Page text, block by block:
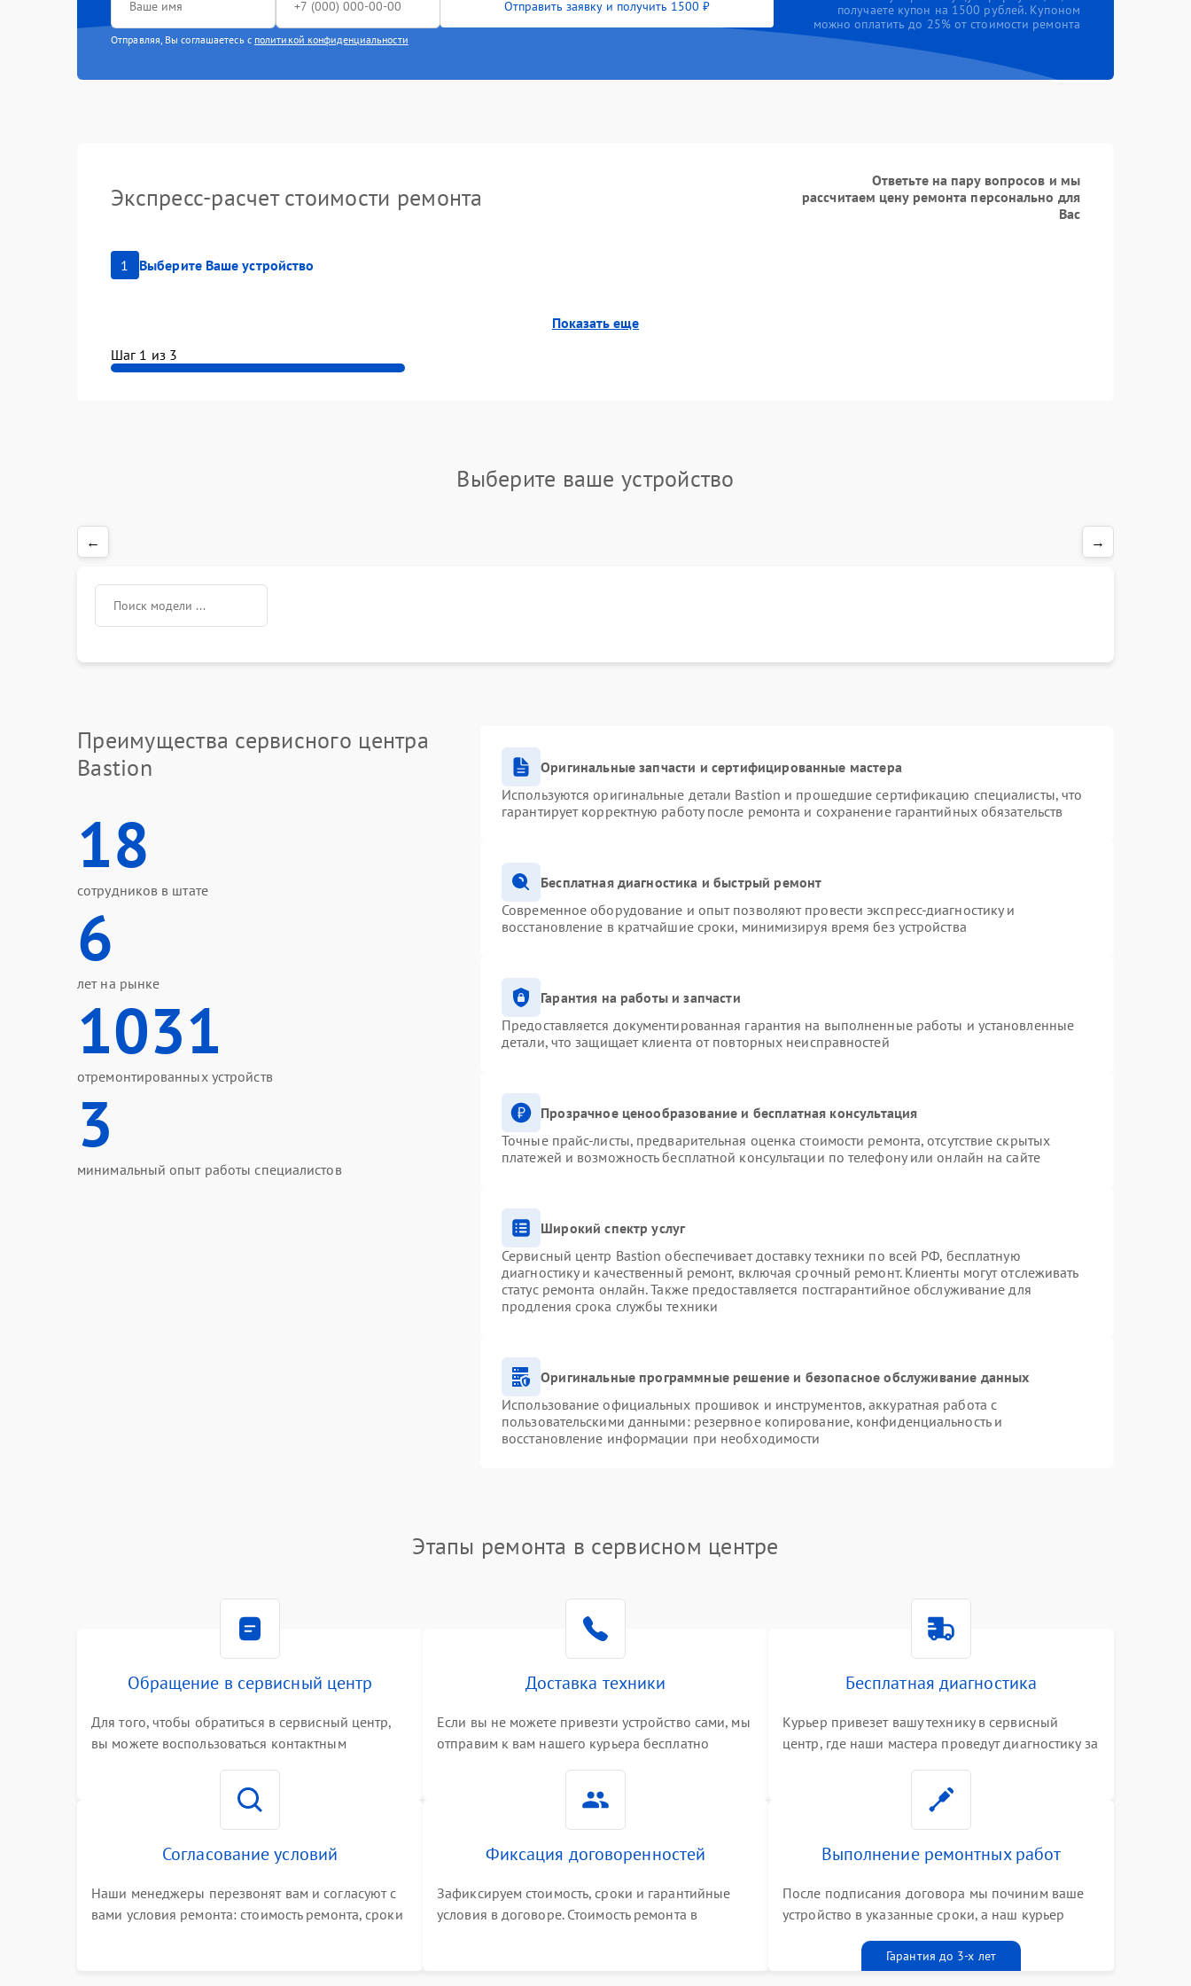
Отправить заявку и получить 1500 ₽
Отправляя, Вы соглашаетесь с политикой конфиденциальности
получаете купон на 1500 рублей. Купоном
можно оплатить до 25% от стоимости ремонта
Экспресс-расчет стоимости ремонта
Ответьте на пару вопросов и мы
рассчитаем цену ремонта персонально для
Вас
1 Выберите Ваше устройство
Показать еще
Шаг 1 из 3
Выберите ваше устройство
← →
Преимущества сервисного центра
Bastion
18
сотрудников в штате
6
лет на рынке
1031
отремонтированных устройств
3
минимальный опыт работы специалистов
Оригинальные запчасти и сертифицированные мастера
Используются оригинальные детали Bastion и прошедшие сертификацию специалисты, что
гарантирует корректную работу после ремонта и сохранение гарантийных обязательств
Бесплатная диагностика и быстрый ремонт
Современное оборудование и опыт позволяют провести экспресс-диагностику и
восстановление в кратчайшие сроки, минимизируя время без устройства
Гарантия на работы и запчасти
Предоставляется документированная гарантия на выполненные работы и установленные
детали, что защищает клиента от повторных неисправностей
Прозрачное ценообразование и бесплатная консультация
Точные прайс-листы, предварительная оценка стоимости ремонта, отсутствие скрытых
платежей и возможность бесплатной консультации по телефону или онлайн на сайте
Широкий спектр услуг
Сервисный центр Bastion обеспечивает доставку техники по всей РФ, бесплатную
диагностику и качественный ремонт, включая срочный ремонт. Клиенты могут отслеживать
статус ремонта онлайн. Также предоставляется постгарантийное обслуживание для
продления срока службы техники
Оригинальные программные решение и безопасное обслуживание данных
Использование официальных прошивок и инструментов, аккуратная работа с
пользовательскими данными: резервное копирование, конфиденциальность и
восстановление информации при необходимости
Этапы ремонта в сервисном центре
Обращение в сервисный центр
Для того, чтобы обратиться в сервисный центр,
вы можете воспользоваться контактным
номер телефона на сайте
Доставка техники
Если вы не можете привезти устройство сами, мы
отправим к вам нашего курьера бесплатно
Бесплатная диагностика
Курьер привезет вашу технику в сервисный
центр, где наши мастера проведут диагностику за
Согласование условий
Наши менеджеры перезвонят вам и согласуют с
вами условия ремонта: стоимость ремонта, сроки
Фиксация договоренностей
Зафиксируем стоимость, сроки и гарантийные
условия в договоре. Стоимость ремонта в
Выполнение ремонтных работ
После подписания договора мы починим ваше
устройство в указанные сроки, а наш курьер
талоном бесплатноГарантия до 3-х лет